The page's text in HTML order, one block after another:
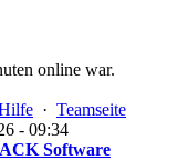
online war.
· Teamseite
- 09:34
Software